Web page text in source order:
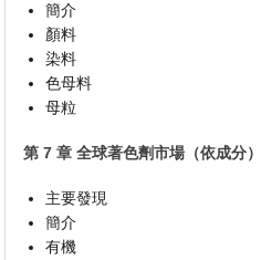
簡介
顏料
染料
色母料
母粒
第 7 章 全球著色劑市場（依成分）
主要發現
簡介
有機